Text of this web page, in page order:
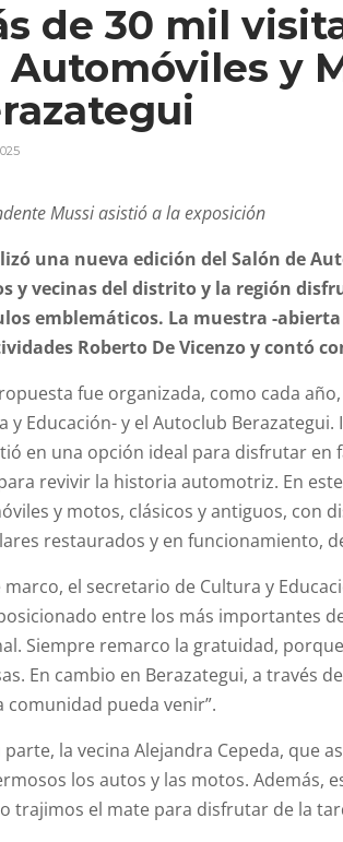
de 30 mil
Automóviles y
Mussi asistió a la exposición
una nueva edición del Salón de
y vecinas del distrito y la región
emblemáticos. La muestra -
Roberto De Vicenzo y contó
fue organizada, como cada
y Educación- y el Autoclub
en una opción ideal para disfrutar
revivir la historia automotriz. En
y motos, clásicos y antiguos, con
restaurados y en funcionamiento,
marco, el secretario de Cultura y
entre los más importantes
Siempre remarco la gratuidad,
En cambio en Berazategui, a través
comunidad pueda venir”.
parte, la vecina Alejandra Cepeda, que
los autos y las motos. Además,
trajimos el mate para disfrutar de la